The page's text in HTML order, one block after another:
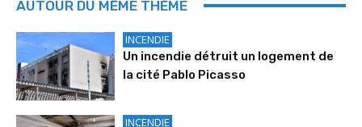
AUTOUR DU MÊME THÈME
INCENDIE
Un incendie détruit un logement de
la cité Pablo Picasso
INCENDIE